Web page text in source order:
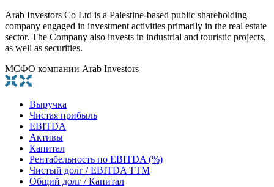
Arab Investors Co Ltd is a Palestine-based public shareholding
company engaged in investment activities primarily in the real estate
sector. The Company also invests in industrial and touristic projects,
as well as securities.
МСФО компании Arab Investors
Выручка
Чистая прибыль
EBITDA
Активы
Капитал
Рентабельность по EBITDA (%)
Чистый долг / EBITDA TTM
Общий долг / Капитал